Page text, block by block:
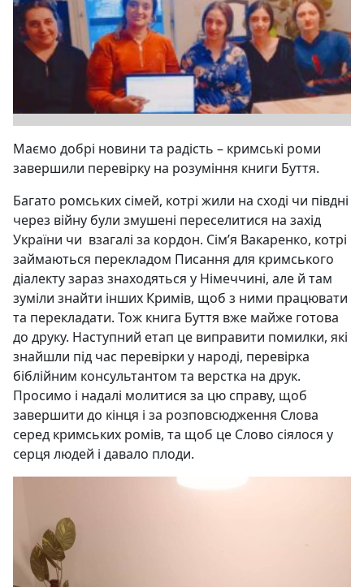
Маємо добрі новини та радість – кримські роми
завершили перевірку на розуміння книги Буття.
Багато ромських сімей, котрі жили на сході чи півдні
через війну були змушені переселитися на захід
України чи взагалі за кордон. Сім’я Вакаренко, котрі
займаються перекладом Писання для кримського
діалекту зараз знаходяться у Німеччині, але й там
зуміли знайти інших Кримів, щоб з ними працювати
та перекладати. Тож книга Буття вже майже готова
до друку. Наступний етап це виправити помилки, які
знайшли під час перевірки у народі, перевірка
біблійним консультантом та верстка на друк.
Просимо і надалі молитися за цю справу, щоб
завершити до кінця і за розповсюдження Слова
серед кримських ромів, та щоб це Слово сіялося у
серця людей і давало плоди.